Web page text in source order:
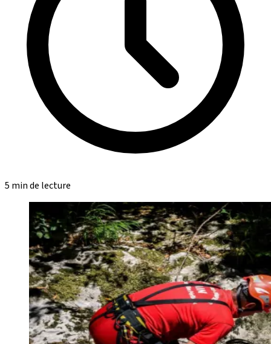
5 min de lecture